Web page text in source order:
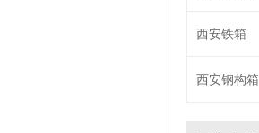
西安铁箱
西安钢构箱